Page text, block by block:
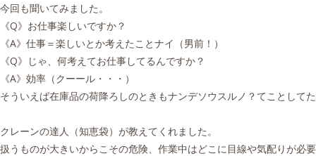
今回も聞いてみました。
《Q》お仕事楽しいですか？
《A》仕事＝楽しいとか考えたことナイ（男前！）
《Q》じゃ、何考えてお仕事してるんですか？
《A》効率（クーール・・・）
そういえば在庫品の荷降ろしのときもナンデソウスルノ？てことして
クレーンの達人（知恵袋）が教えてくれました。
扱うものが大きいからこその危険、作業中はどこに目線や気配りが必